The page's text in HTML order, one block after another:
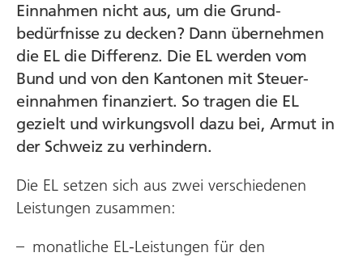
Einnahmen nicht aus, um die Grund­
bedürfnisse zu decken? Dann übernehmen
die EL die Differenz. Die EL werden vom
Bund und von den Kantonen mit Steuer­
einnahmen finanziert. So tragen die EL
gezielt und wirkungs­voll dazu bei, Armut in
der Schweiz zu verhindern.
Die EL setzen sich aus zwei verschiedenen
Leistungen zusammen:
monatliche EL-Leistungen für den